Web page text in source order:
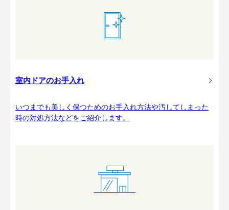
室内ドアのお手入れ
いつまでも美しく保つためのお手入れ方法や汚してしまった
時の対処方法などをご紹介します。